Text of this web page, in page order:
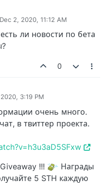
Dec 2, 2020, 11:12 AM
ли новости по бета
0
3:19 PM
очень много.
в твиттер проекта.
!!!
Награды
5 STH каждую